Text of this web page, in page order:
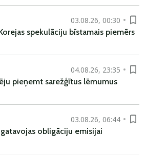
03.08.26, 00:30
spekulāciju bīstamais piemērs
04.08.26, 23:35
pieņemt sarežģītus lēmumus
03.08.26, 06:44
obligāciju emisijai